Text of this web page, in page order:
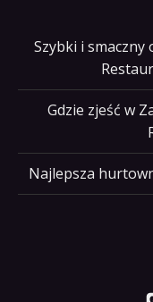
Szybki i
Gdzie zjeść w
Najlepsza